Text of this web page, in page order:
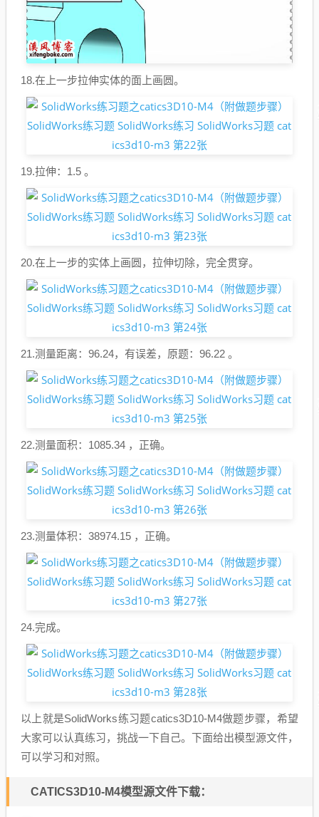
18.在上一步拉伸实体的面上画圆。
19.拉伸：1.5 。
20.在上一步的实体上画圆，拉伸切除，完全贯穿。
21.测量距离：96.24，有误差，原题：96.22 。
22.测量面积：1085.34 ，正确。
23.测量体积：38974.15 ，正确。
24.完成。
以上就是SolidWorks练习题catics3D10-M4做题步骤，希望
大家可以认真练习，挑战一下自己。下面给出模型源文件，
可以学习和对照。
CATICS3D10-M4模型源文件下载：